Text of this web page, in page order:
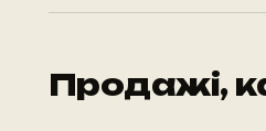
Продажі,